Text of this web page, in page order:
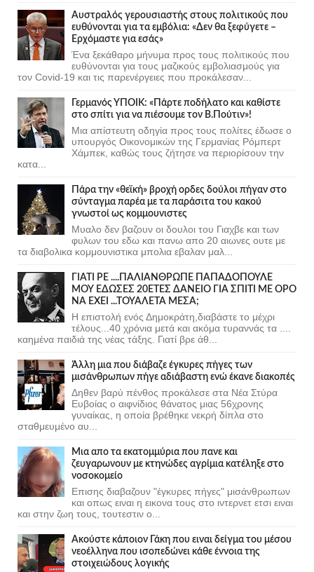
Αυστραλός γερουσιαστής στους πολιτικούς που
ευθύνονται για τα εμβόλια: «Δεν θα ξεφύγετε –
Ερχόμαστε για εσάς»
Ένα ξεκάθαρο μήνυμα προς τους πολιτικούς που
ευθύνονται για τους μαζικούς εμβολιασμούς για
τον Covid-19 και τις παρενέργειες που προκάλεσαν...
Γερμανός ΥΠΟΙΚ: «Πάρτε ποδήλατο και καθίστε
στο σπίτι για να πιέσουμε τον Β.Πούτιν»!
Μια απίστευτη οδηγία προς τους πολίτες έδωσε ο
υπουργός Οικονομικών της Γερμανίας Ρόμπερτ
Χάμπεκ, καθώς τους ζήτησε να περιορίσουν την
κατα...
Πάρα την «θεϊκή» βροχή ορδες δούλοι πήγαν στο
σύνταγμα παρέα με τα παράσιτα του κακού
γνωστοί ως κομμουνιστες
Μυαλο δεν βαζουν οι δουλοι του Γιαχβε και των
φυλων του εδω και πανω απο 20 αιωνες ουτε με
τα διαβολικα κομμουνιστικα μπολια εβαλαν μαλ...
ΓΙΑΤΙ ΡΕ ....ΠΑΛΙΑΝΘΡΩΠΕ ΠΑΠΑΔΟΠΟΥΛΕ
ΜΟΥ ΕΔΩΣΕΣ 20ΕΤΕΣ ΔΑΝΕΙΟ ΓΙΑ ΣΠΙΤΙ ΜΕ ΟΡΟ
ΝΑ ΕΧΕΙ ...ΤΟΥΑΛΕΤΑ ΜΕΣΑ;
Η επιστολή ενός Δημοκράτη,διαβάστε το μέχρι
τέλους...40 χρόνια μετά και ακόμα τυραννάς τα ....
καημένα παιδιά της νέας τάξης. Γιατί βρε άθ...
Άλλη μια που διάβαζε έγκυρες πήγες των
μισάνθρωπων πήγε αδιάβαστη ενώ έκανε διακοπές
Δηθεν βαρύ πένθος προκάλεσε στα Νέα Στύρα
Ευβοίας ο αιφνίδιος θάνατος μιας 56χρονης
γυναίκας, η οποία βρέθηκε νεκρή δίπλα στο
σταθμευμένο αυ...
Μια απο τα εκατομμύρια που πανε και
ζευγαρωνουν με κτηνώδες αγρίμια κατέληξε στο
νοσοκομείο
Επισης διαβαζουν "έγκυρες πήγες" μισάνθρωπων
και οπως ειναι η εικονα τους στο ιντερνετ ετσι ειναι
και στην ζωη τους, τουτεστιν ο...
Ακούστε κάποιον Γάκη που ειναι δείγμα του μέσου
νεοέλληνα που ισοπεδώνει κάθε έννοια της
στοιχειώδους λογικής